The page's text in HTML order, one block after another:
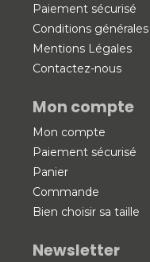
Paiement sécurisé
Conditions
Mentions Légales
Contactez-nous
Mon compte
Mon compte
Paiement sécurisé
Panier
Commande
Bien choisir sa taille
Newsletter